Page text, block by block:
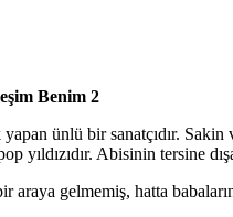
Benim 2
ünlü bir sanatçıdır.
yıldızıdır. Abisinin tersine
araya gelmemiş, hatta